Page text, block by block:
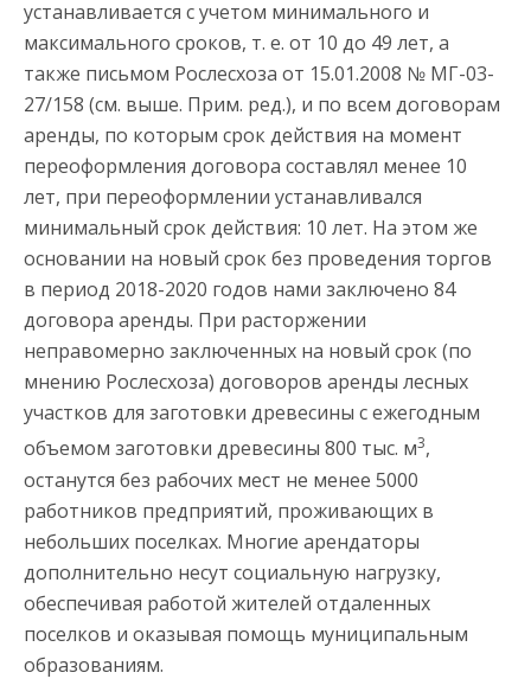
устанавливается с учетом минимального и
максимального сроков, т. е. от 10 до 49 лет, а
также письмом Рослесхоза от 15.01.2008 № МГ-03-
27/158 (см. выше. Прим. ред.), и по всем договорам
аренды, по которым срок действия на момент
переоформления договора составлял менее 10
лет, при переоформлении устанавливался
минимальный срок действия: 10 лет. На этом же
основании на новый срок без проведения торгов
в период 2018-2020 годов нами заключено 84
договора аренды. При расторжении
неправомерно заключенных на новый срок (по
мнению Рослесхоза) договоров аренды лесных
участков для заготовки древесины с ежегодным
объемом заготовки древесины 800 тыс. м3,
останутся без рабочих мест не менее 5000
работников предприятий, проживающих в
небольших поселках. Многие арендаторы
дополнительно несут социальную нагрузку,
обеспечивая работой жителей отдаленных
поселков и оказывая помощь муниципальным
образованиям.